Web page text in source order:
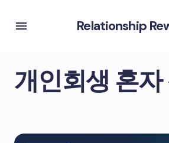
Relationship
개인회생 혼자